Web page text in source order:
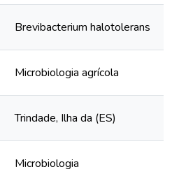
Brevibacterium halotolerans
Microbiologia agrícola
Trindade, Ilha da (ES)
Microbiologia